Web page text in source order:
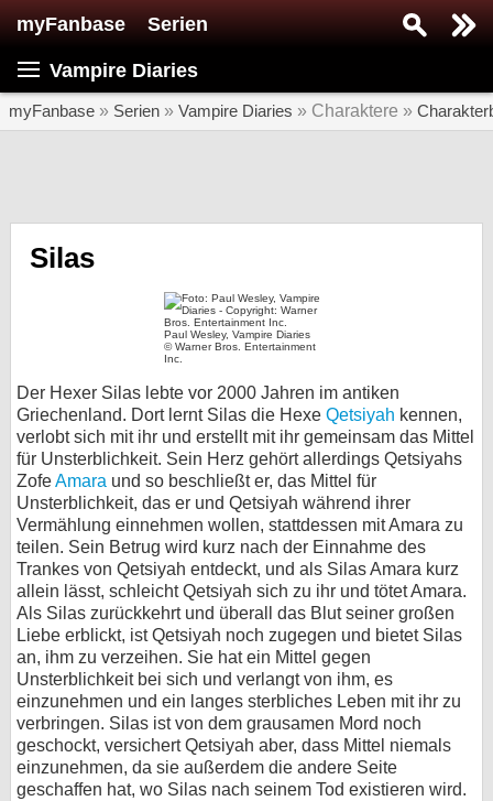
myFanbase Serien
Vampire Diaries
myFanbase » Serien » Vampire Diaries » Charaktere »
Silas
Paul Wesley, Vampire Diaries
© Warner Bros. Entertainment
Inc.
Der Hexer Silas lebte vor 2000 Jahren im antiken
Griechenland. Dort lernt Silas die Hexe Qetsiyah kennen,
verlobt sich mit ihr und erstellt mit ihr gemeinsam das Mittel
für Unsterblichkeit. Sein Herz gehört allerdings Qetsiyahs
ZofeAmara und so beschließt er, das Mittel für
Unsterblichkeit, das er und Qetsiyah während ihrer
Vermählung einnehmen wollen, stattdessen mit Amara zu
teilen. Sein Betrug wird kurz nach der Einnahme des
Trankes von Qetsiyah entdeckt, und als Silas Amara kurz
allein lässt, schleicht Qetsiyah sich zu ihr und tötet Amara.
Als Silas zurückkehrt und überall das Blut seiner großen
Liebe erblickt, ist Qetsiyah noch zugegen und bietet Silas
an, ihm zu verzeihen. Sie hat ein Mittel gegen
Unsterblichkeit bei sich und verlangt von ihm, es
einzunehmen und ein langes sterbliches Leben mit ihr zu
verbringen. Silas ist von dem grausamen Mord noch
geschockt, versichert Qetsiyah aber, dass Mittel niemals
einzunehmen, da sie außerdem die andere Seite
geschaffen hat, wo Silas nach seinem Tod existieren wird.
SERIEN
KULTUR
SERVICE
Gewinnspiele
Forum
bei X
bei Facebook
Kontakt
Nutzungsbedingungen
Datenschutz
Cookie-Einstellungen